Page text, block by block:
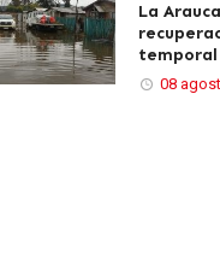
La
temporal
08